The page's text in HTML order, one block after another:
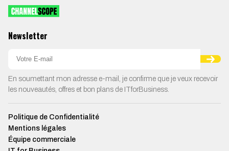
Newsletter
En soumettant mon adresse e-mail, je confirme que je veux recevoir
les nouveautés, offres et bon plans de ITforBusiness.
Politique de Confidentialité
Mentions légales
Équipe commerciale